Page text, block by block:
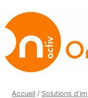
au
contenu
Accueil / Solutions